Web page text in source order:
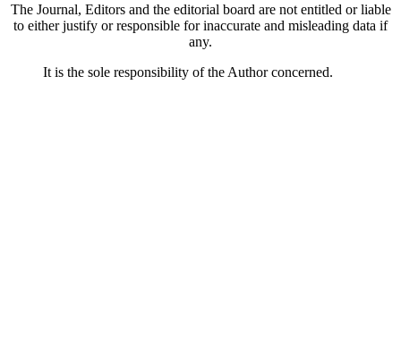
The Journal, Editors and the editorial board are not entitled or liable
to either justify or responsible for inaccurate and misleading data if
any.
It is the sole responsibility of the Author concerned.